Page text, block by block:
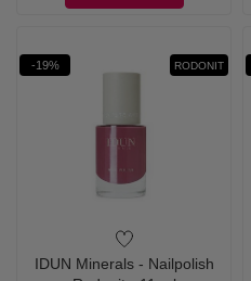
-19% RODONIT
IDUN Minerals - Nailpolish